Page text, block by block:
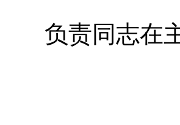
负责同志在